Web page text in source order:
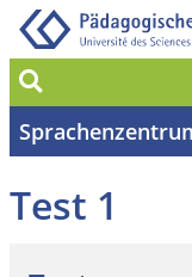
Suche
Test 1